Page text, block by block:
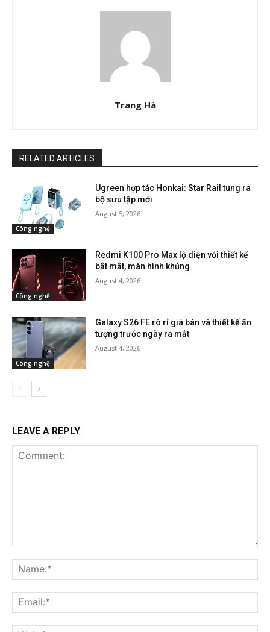
Trang Hà
RELATED ARTICLES
Công nghệ
Ugreen hợp tác Honkai: Star Rail tung ra
bộ sưu tập mới
August 5, 2026
Công nghệ
Redmi K100 Pro Max lộ diện với thiết kế
bắt mắt, màn hình khủng
August 4, 2026
Công nghệ
Galaxy S26 FE rò rỉ giá bán và thiết kế ấn
tượng trước ngày ra mắt
August 4, 2026
LEAVE A REPLY